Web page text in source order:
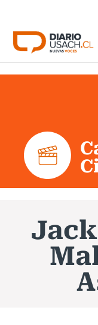
Click acá para ir
Cultura
Programas